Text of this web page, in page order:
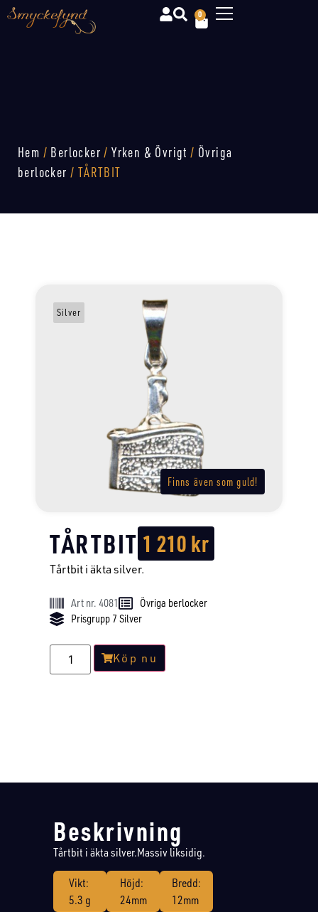
0
Hem / Berlocker /Yrken & Övrigt / Övriga
berlocker / TÅRTBIT
Finns även som guld!
Silver
TÅRTBIT 1 210kr
Tårtbit i äkta silver.
Art nr. 4081
Övriga berlocker
Prisgrupp 7 Silver
Köp nu
Beskrivning
Tårtbit i äkta silver.Massiv liksidig.
Vikt:
5.3 g
Höjd:
24mm
Bredd:
12mm